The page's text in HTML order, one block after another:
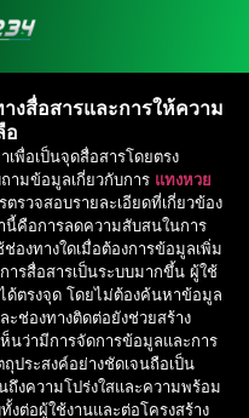
งสื่อสารและการให้ความ
อ
เพื่อเป็นจุดสื่อสารโดยตรง
ามข้อมูลเกี่ยวกับการ แทงหวย
รวจสอบรายละเอียดที่เกี่ยวข้อง
นี้คือการลดความสับสนในการ
องทางใดเมื่อต้องการข้อมูลเพิ่ม
รสื่อสารเป็นระบบมากขึ้น ผู้ใช้
ด้ตรงจุด โดยไม่ต้องค้นหาข้อมูล
ช่องทางติดต่อยังช่วยสร้าง
ห็นว่ามีการจัดการข้อมูลและการ
ประสงค์อย่างชัดเจนถือเป็น
งความโปร่งใสและความพร้อม
ต่อผู้ใช้งานและต่อโครงสร้าง